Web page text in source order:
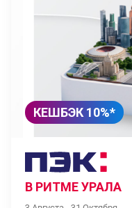
КЕШБЭК 10%*
В РИТМЕ УРАЛА